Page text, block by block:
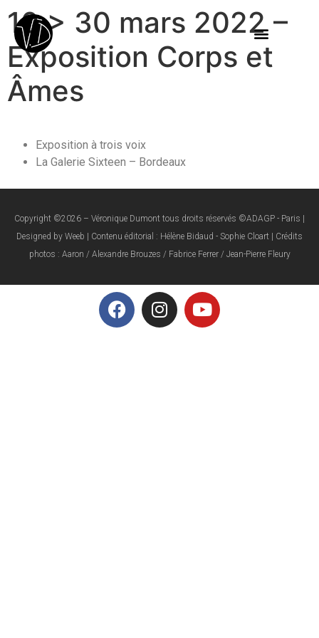
10 > 30 mars 2022 –
Exposition Corps et
Âmes
Exposition à trois voix
La Galerie Sixteen – Bordeaux
Copyright ©2026 – Véronique Dumont tous droits réservés ©ADAGP - Paris |
Designed by Weeb | Contenu éditorial : Hélène Bidaud - Sophie Cloart | Crédits
photos : Aaron / Alexandre Brouzes / Fabrice Ferrer / Jean-Pierre Fleury